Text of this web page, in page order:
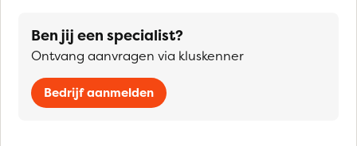
Ben jij een specialist?
Ontvang aanvragen via kluskenner
Bedrijf aanmelden